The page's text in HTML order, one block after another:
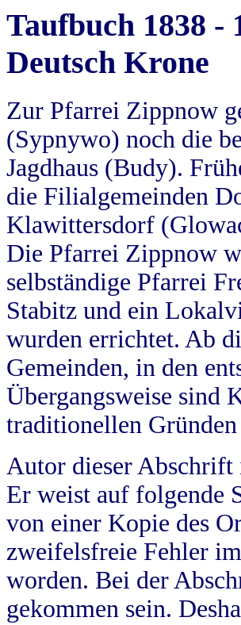
Taufbuch 1838
Deutsch Krone
Zur Pfarrei Zippnow
(Sypnywo) noch die
Jagdhaus (Budy).
die Filialgemeinden
Klawittersdorf
Die Pfarrei Zippnow
selbständige Pfarrei
Stabitz und ein
wurden errichtet. Ab
Gemeinden, in den
Übergangsweise sind
traditionellen
Autor dieser
Er weist auf folgende
von einer Kopie des
zweifelsfreie Fehler
worden. Bei der
gekommen sein.